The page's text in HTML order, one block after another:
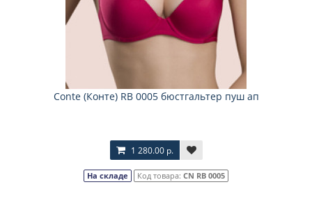
Соnte (Конте) RB 0005 бюстгальтер пуш ап
1 280.00 р.
На складе Код товара: CN RB 0005